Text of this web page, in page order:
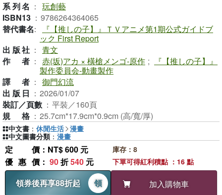
系列名 ： 玩創藝
ISBN13 ： 9786264364065
替代書名：
『【推しの子】』ＴＶアニメ第1期公式ガイドブ
ック First Report
出版社 ： 青文
作者 ： 赤(坂)アカ × 橫槍メンゴ-原作 ;
『【推しの子】』
製作委員会-動畫製作
譯者 ： 御門幻流
出版日 ： 2026/01/07
裝訂／頁數 ： 平裝／160頁
規格 ： 25.7cm*17.9cm*0.9cm (高/寬/厚)
定價 ：NT$ 600 元
優惠價 ： 90折540 元
領券後再享88折起
領 加入購物車
庫存：8
下單可得紅利積點 ：16 點
中文書 ： 休閒生活 漫畫
中文圖書分類 ： 漫畫